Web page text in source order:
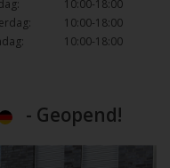
10:00-18:00
10:00-18:00
10:00-18:00
- Geopend!